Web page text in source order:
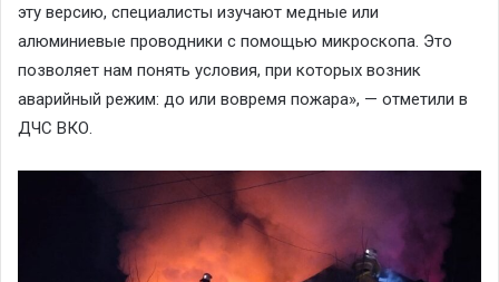
эту версию, специалисты изучают медные или
алюминиевые проводники с помощью микроскопа. Это
позволяет нам понять условия, при которых возник
аварийный режим: до или вовремя пожара», — отметили в
ДЧС ВКО.